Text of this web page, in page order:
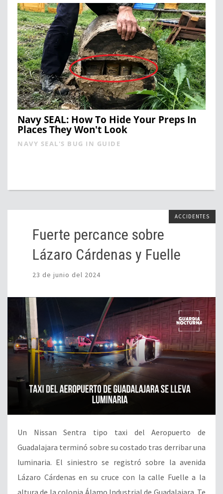
Navy SEAL: How To Hide Your Preps In
Places They Won't Look
NAVY SEAL'S BUG IN GUIDE
ACCIDENTES
Fuerte percance sobre
Lázaro Cárdenas y Fuelle
23 de junio del 2024
Un Nissan Sentra tipo taxi del Aeropuerto de
Guadalajara terminó sobre su costado tras derribar una
luminaria. El siniestro se registró sobre la avenida
Lázaro Cárdenas en su cruce con la calle Fuelle a la
altura de la colonia Álamo Industrial de Guadalajara. Te